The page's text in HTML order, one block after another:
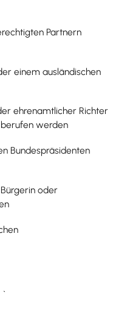
Partnern
einem ausländischen
ehrenamtlicher Richter
werden
Bundespräsidenten
oder